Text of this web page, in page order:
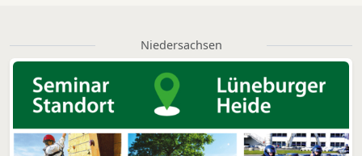
Niedersachsen